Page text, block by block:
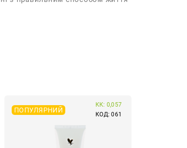
ПОПУЛЯРНИЙ
КОД: 061
КК: 0,057